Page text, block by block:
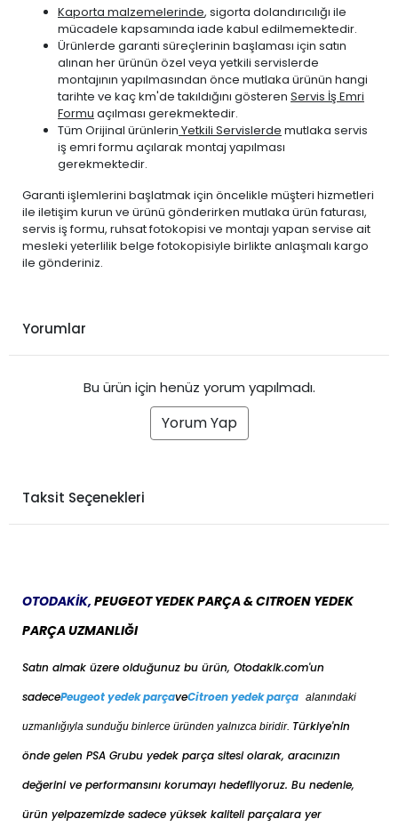
Kaporta malzemelerinde, sigorta dolandırıcılığı ile
mücadele kapsamında iade kabul edilmemektedir.
Ürünlerde garanti süreçlerinin başlaması için satın
alınan her ürünün özel veya yetkili servislerde
montajının yapılmasından önce mutlaka ürünün hangi
tarihte ve kaç km'de takıldığını gösteren Servis İş Emri
Formu açılması gerekmektedir.
Tüm Orijinal ürünlerin Yetkili Servislerde mutlaka servis
iş emri formu açılarak montaj yapılması
gerekmektedir.
Garanti işlemlerini başlatmak için öncelikle müşteri hizmetleri
ile iletişim kurun ve ürünü gönderirken mutlaka ürün faturası,
servis iş formu, ruhsat fotokopisi ve montajı yapan servise ait
mesleki yeterlilik belge fotokopisiyle birlikte anlaşmalı kargo
ile gönderiniz.
Yorumlar
Bu ürün için henüz yorum yapılmadı.
Yorum Yap
Taksit Seçenekleri
OTODAKİK, PEUGEOT YEDEK PARÇA & CITROEN YEDEK
PARÇA UZMANLIĞI
Satın almak üzere olduğunuz bu ürün, Otodakik.com'un
sadecePeugeot yedek parçaveCitroen yedek parça alanındaki
uzmanlığıyla sunduğu binlerce üründen yalnızca biridir. Türkiye'nin
önde gelen PSA Grubu yedek parça sitesi olarak, aracınızın
değerini ve performansını korumayı hedefliyoruz. Bu nedenle,
ürün yelpazemizde sadece yüksek kaliteli parçalara yer